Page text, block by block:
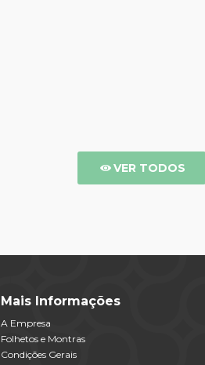
VER TODOS
Mais Informações
A Empresa
Folhetos e Montras
Condições Gerais